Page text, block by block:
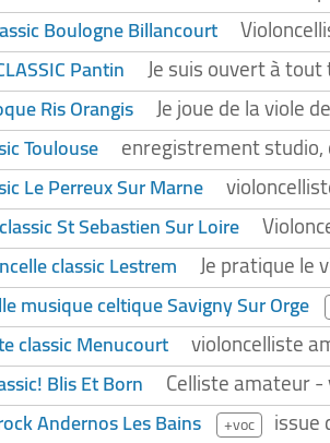
Boulogne Billancourt
Pantin Je suis ouvert à
Ris Orangis Je joue de la viole
Toulouse enregistrement
Le Perreux Sur Marne
St Sebastien Sur Loire
classic Lestrem Je pratique le
musique celtique Savigny Sur Orge
classic Menucourt violoncelliste
Blis Et Born Celliste amateur
Andernos Les Bains +voc issue